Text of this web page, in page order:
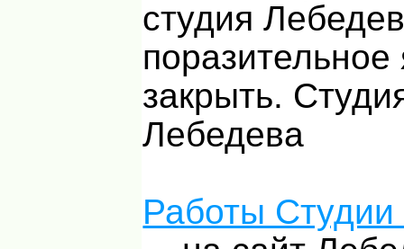
студия
закрыть.
Лебедева
Работы